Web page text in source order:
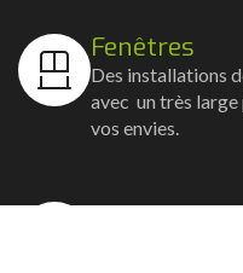
Fenêtres
Des installations
avec un très large
vos envies.
Volets